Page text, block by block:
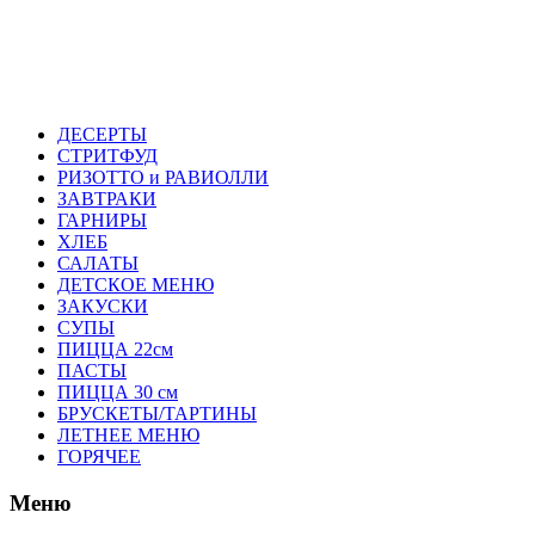
ДЕСЕРТЫ
СТРИТФУД
РИЗОТТО и РАВИОЛЛИ
ЗАВТРАКИ
ГАРНИРЫ
ХЛЕБ
САЛАТЫ
ДЕТСКОЕ МЕНЮ
ЗАКУСКИ
СУПЫ
ПИЦЦА 22см
ПАСТЫ
ПИЦЦА 30 см
БРУСКЕТЫ/ТАРТИНЫ
ЛЕТНЕЕ МЕНЮ
ГОРЯЧЕЕ
Меню